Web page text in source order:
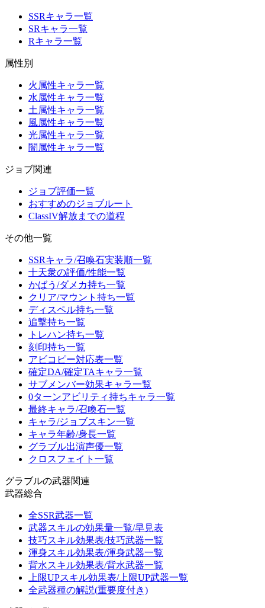
SSRキャラ一覧
SRキャラ一覧
Rキャラ一覧
属性別
火属性キャラ一覧
水属性キャラ一覧
土属性キャラ一覧
風属性キャラ一覧
光属性キャラ一覧
闇属性キャラ一覧
ジョブ関連
ジョブ評価一覧
おすすめのジョブルート
ClassIV解放までの道程
その他一覧
SSRキャラ/召喚石実装順一覧
十天衆の評価/性能一覧
かばう/ダメカ持ち一覧
クリア/マウント持ち一覧
ディスペル持ち一覧
追撃持ち一覧
トレハン持ち一覧
刻印持ち一覧
アビコピー対応表一覧
確定DA/確定TAキャラ一覧
サブメンバー効果キャラ一覧
0ターンアビリティ持ちキャラ一覧
最終キャラ/召喚石一覧
キャラ/ジョブスキン一覧
キャラ年齢/身長一覧
グラブル出演声優一覧
クロスフェイト一覧
グラブルの武器関連
武器総合
全SSR武器一覧
武器スキルの効果量一覧/早見表
技巧スキル効果表/技巧武器一覧
渾身スキル効果表/渾身武器一覧
背水スキル効果表/背水武器一覧
上限UPスキル効果表/上限UP武器一覧
全武器種の解説(重要度付き)